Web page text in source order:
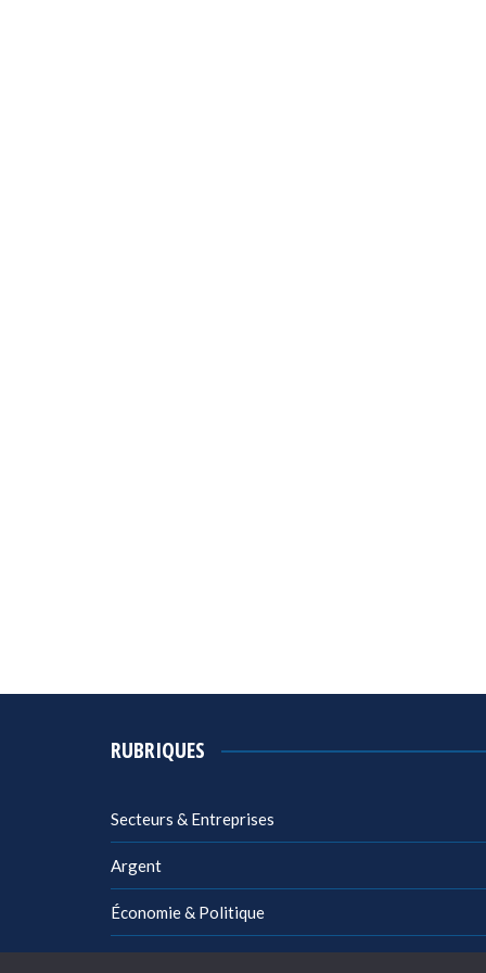
RUBRIQUES
Secteurs & Entreprises
Argent
Économie & Politique
Management